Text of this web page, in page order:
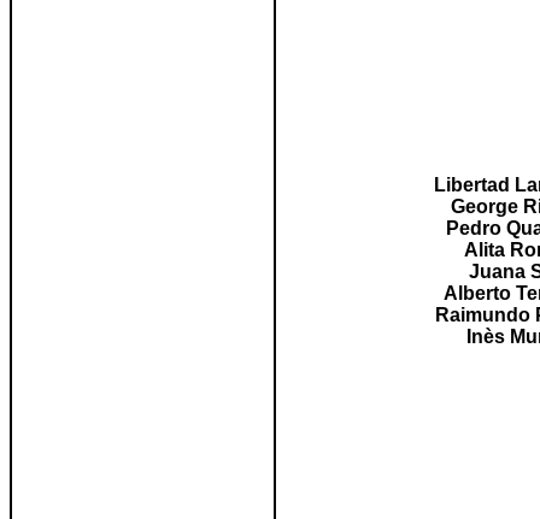
Libertad
George
Pedro
Alita
Juana
Alberto
Raimundo
Inès